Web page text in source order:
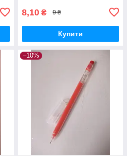
8,10 ₴ 9 ₴
Купити
–10%